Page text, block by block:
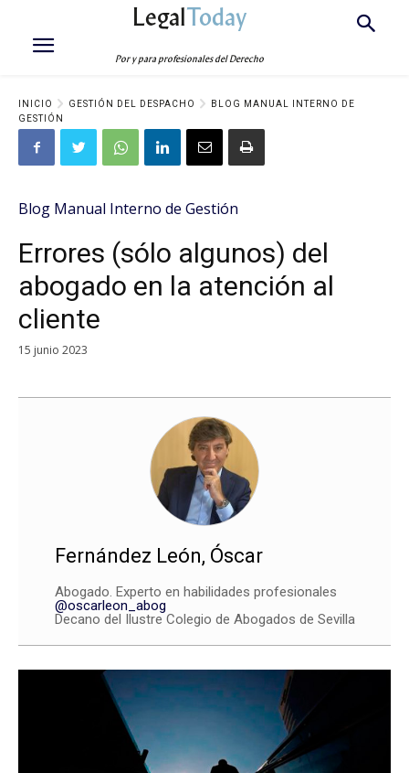
LegalToday
Por y para profesionales del Derecho
INICIO GESTIÓN DEL DESPACHO
BLOG MANUAL INTERNO DE
GESTIÓN
Blog Manual Interno de Gestión
Errores (sólo algunos) del
abogado en la atención al
cliente
15 junio 2023
Fernández León, Óscar
Abogado. Experto en habilidades profesionales
@oscarleon_abog
Decano del Ilustre Colegio de Abogados de Sevilla